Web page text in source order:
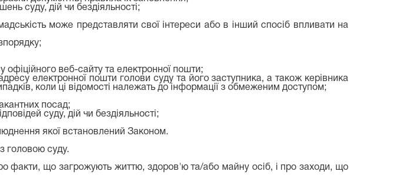
суду, дій чи бездіяльності;
може представляти свої інтереси або в інший спосіб впливати на
веб-сайту та електронної пошти;
електронної пошти голови суду та його заступника, а також керівника
коли ці відомості належать до інформації з обмеженим доступом;
посад;
суду, дій чи бездіяльності;
якої встановлений Законом.
головою суду.
факти, що загрожують життю, здоров'ю та/або майну осіб, і про заходи, що